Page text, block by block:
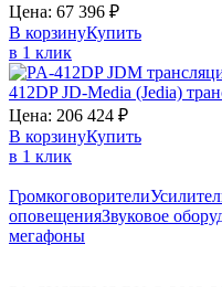
Цена: 67 396 ₽
В корзинуКупить
в 1 клик
412DPJD-Media (Jedia)
Цена: 206 424 ₽
В корзинуКупить
в 1 клик
Громкоговорители
оповещенияЗвуковое
мегафоны